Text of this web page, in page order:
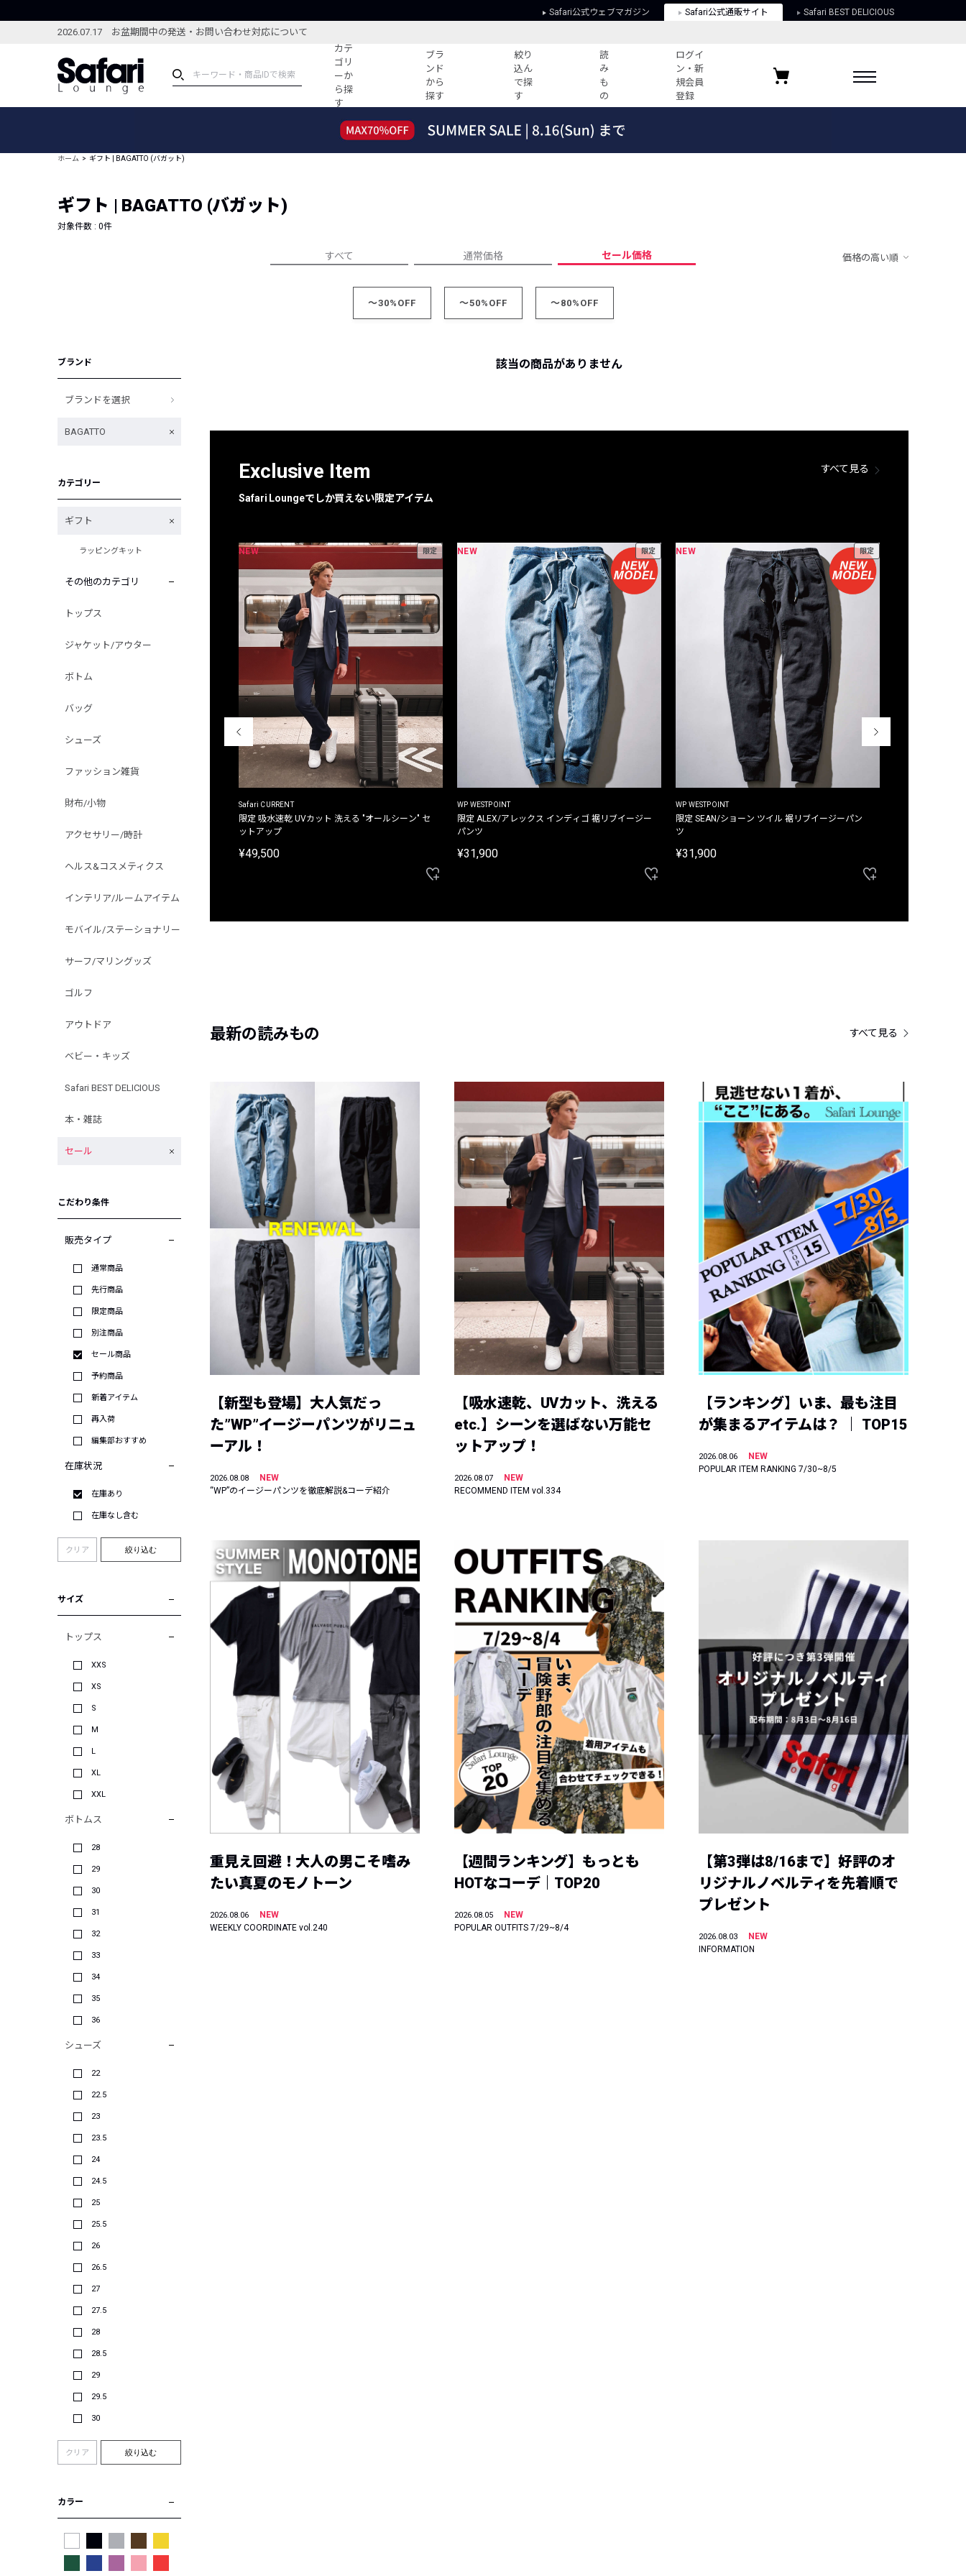
Safari公式ウェブマガジン Safari公式通販サイト Safari BEST DELICIOUS
2026.07.17 お盆期間中の発送・お問い合わせ対応について
カテ
ゴリ
ーか
ら探
す
ブラ
ンド
から
探す
絞り
込ん
で探
す
読
み
も
の
ログイ
ン・新
規会員
登録
ブランドから探す
新着アイテム
編集部のおすすめアイテム
コーディネート
すべての記事
人気記事ランキング
ウィークリーコーデ
プライバシーポリシー
お気に入りブランド
ホーム ギフト | BAGATTO (バガット)
ギフト | BAGATTO (バガット)
対象件数 : 0件
すべて 通常価格 セール価格 価格の高い順
～30%OFF ～50%OFF ～80%OFF
ブランド
ブランドを選択
BAGATTO
カテゴリー
ギフト
ラッピングキット
その他のカテゴリ
トップス
ジャケット/アウター
ボトム
バッグ
シューズ
ファッション雑貨
財布/小物
アクセサリー/時計
ヘルス&コスメティクス
インテリア/ルームアイテム
モバイル/ステーショナリー
サーフ/マリングッズ
ゴルフ
アウトドア
ベビー・キッズ
Safari BEST DELICIOUS
本・雑誌
セール
こだわり条件
販売タイプ
通常商品
先行商品
限定商品
別注商品
セール商品
予約商品
新着アイテム
再入荷
編集部おすすめ
在庫状況
在庫あり
在庫なし含む
クリア 絞り込む
サイズ
トップス
XXS
XS
S
M
L
XL
XXL
ボトムス
28
29
30
31
32
33
34
35
36
シューズ
22
22.5
23
23.5
24
24.5
25
25.5
26
26.5
27
27.5
28
28.5
29
29.5
30
クリア 絞り込む
カラー
該当の商品がありません
Exclusive Item
Safari Loungeでしか買えない限定アイテム
すべて見る
NEW 限定
Safari CURRENT
限定 吸水速乾 UVカット 洗える "オールシーン" セ
ットアップ
¥49,500
NEW 限定
WP WESTPOINT
限定 ALEX/アレックス インディゴ 裾リブイージー
パンツ
¥31,900
NEW 限定
WP WESTPOINT
限定 SEAN/ショーン ツイル 裾リブイージーパン
ツ
¥31,900
最新の読みもの すべて見る
【新型も登場】大人気だっ
た”WP”イージーパンツがリニュ
ーアル！
2026.08.08
NEW
“WP”のイージーパンツを徹底解説&コーデ紹介
【吸水速乾、UVカット、洗える
etc.】シーンを選ばない万能セ
ットアップ！
2026.08.07
NEW
RECOMMEND ITEM vol.334
【ランキング】いま、最も注目
が集まるアイテムは？ ｜ TOP15
2026.08.06
NEW
POPULAR ITEM RANKING 7/30~8/5
重見え回避！大人の男こそ嗜み
たい真夏のモノトーン
2026.08.06
NEW
WEEKLY COORDINATE vol.240
【週間ランキング】もっとも
HOTなコーデ｜TOP20
2026.08.05
NEW
POPULAR OUTFITS 7/29~8/4
【第3弾は8/16まで】好評のオ
リジナルノベルティを先着順で
プレゼント
2026.08.03
NEW
INFORMATION